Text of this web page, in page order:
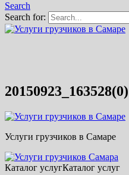
Search
Search for:
20150923_163528(0)
Услуги грузчиков в Самаре
Каталог услугКаталог услуг